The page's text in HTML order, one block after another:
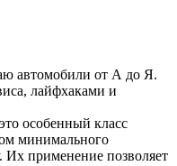
автомобили от А до Я.
лайфхаками и
особенный класс
минимального
применение позволяет